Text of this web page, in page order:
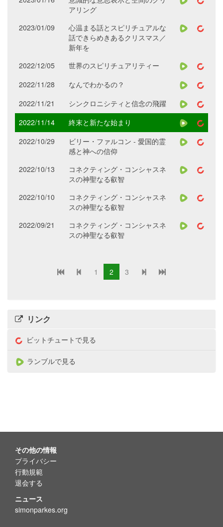
アリング
2023/01/09
心温まる話とスピリチュアルな
話できらめきあるクリスマス／
新年を
2022/12/05
世界のスピリチュアリティー
2022/11/28
なんでわかるの？
2022/11/21
シンクロニシティと信念の飛躍
2022/11/14
終末と新たな始まり
2022/10/29
ビリー・ファルコン - 愛国的霊
感と神への信仰
2022/10/13
コネクティング・コンシャスネ
スの神聖なる叡智
2022/10/10
コネクティング・コンシャスネ
スの神聖なる叡智
2022/09/21
コネクティング・コンシャスネ
スの神聖なる叡智
1 2 3
リンク
ビットチュートで見る
ランブルで見る
その他の情報
プライバシー
行動規範
退会する
ニュース
simonparkes.org